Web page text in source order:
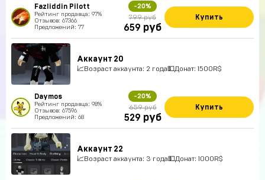
Fazliddin Pilott
Рейтинг продавца: 97%
Отзывов: 67366
Предложений: 77
-20%
799 руб
659 руб
Купить
Аккаунт 20
📈Возраст аккаунта: 2 года💵Донат: 1500R$
Daymos
Рейтинг продавца: 98%
Отзывов: 67596
Предложений: 68
-20%
659 руб
529 руб
Купить
Аккаунт 22
📈Возраст аккаунта: 3 года💵Донат: 1000R$